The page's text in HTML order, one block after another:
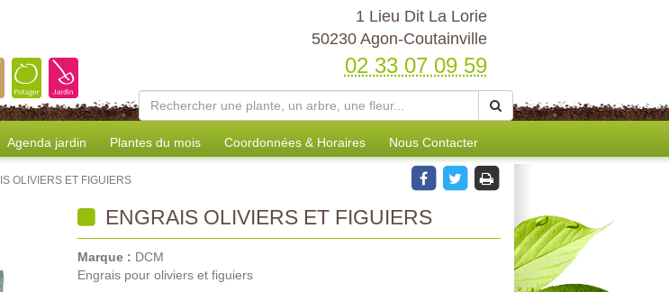
1 Lieu Dit La Lorie
50230 Agon-Coutainville
02 33 07 09 59
Agenda jardin Plantes du mois Coordonnées & Horaires Nous Contacter
OLIVIERS ET FIGUIERS
ENGRAIS OLIVIERS ET FIGUIERS
Marque : DCM
Engrais pour oliviers et figuiers